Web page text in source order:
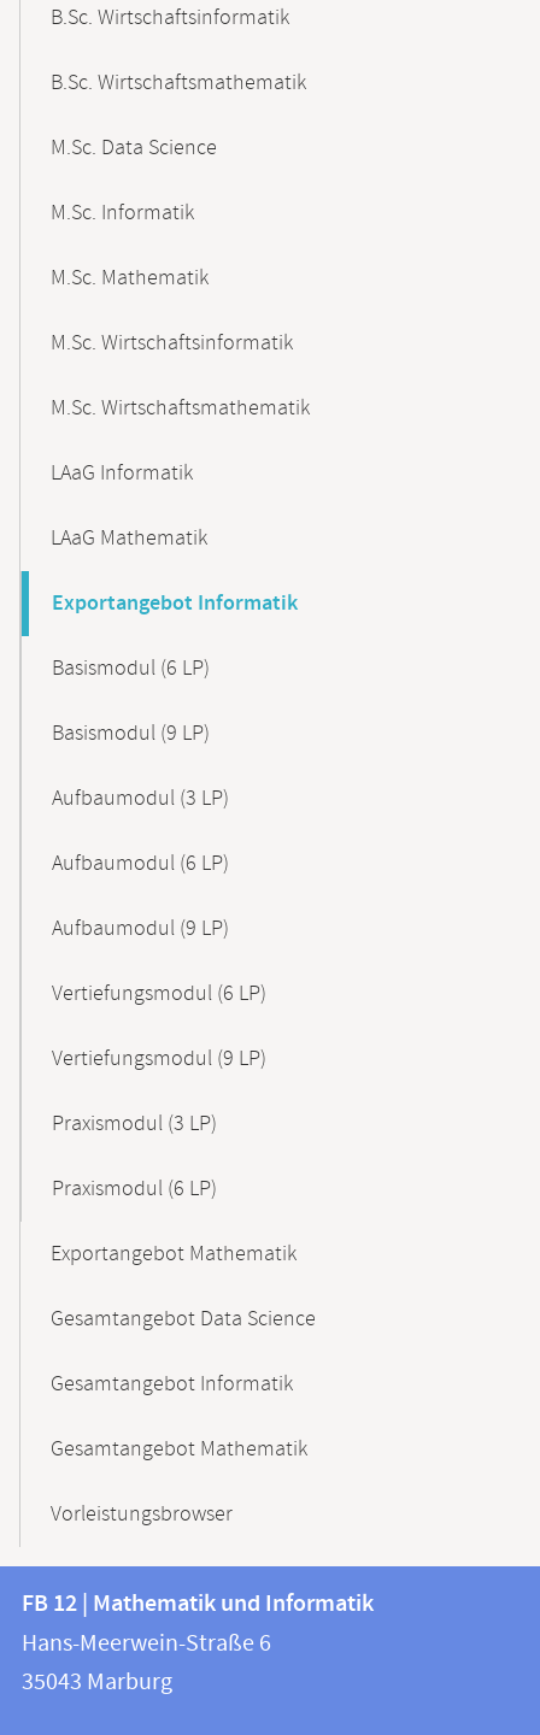
B.Sc. Wirtschaftsinformatik
B.Sc. Wirtschaftsmathematik
M.Sc. Data Science
M.Sc. Informatik
M.Sc. Mathematik
M.Sc. Wirtschaftsinformatik
M.Sc. Wirtschaftsmathematik
LAaG Informatik
LAaG Mathematik
Exportangebot Informatik
Basismodul (6 LP)
Basismodul (9 LP)
Aufbaumodul (3 LP)
Aufbaumodul (6 LP)
Aufbaumodul (9 LP)
Vertiefungsmodul (6 LP)
Vertiefungsmodul (9 LP)
Praxismodul (3 LP)
Praxismodul (6 LP)
Exportangebot Mathematik
Gesamtangebot Data Science
Gesamtangebot Informatik
Gesamtangebot Mathematik
Vorleistungsbrowser
Kontakt
und
Informationen
FB
12
|
FB 12 | Mathematik und Informatik
Hans-Meerwein-Straße 6
35043 Marburg